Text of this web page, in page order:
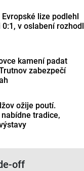
Evropské lize podlehl
0:1, v oslabení rozhodl
kamení padat
zabezpečí
ožije poutí.
tradice,
off